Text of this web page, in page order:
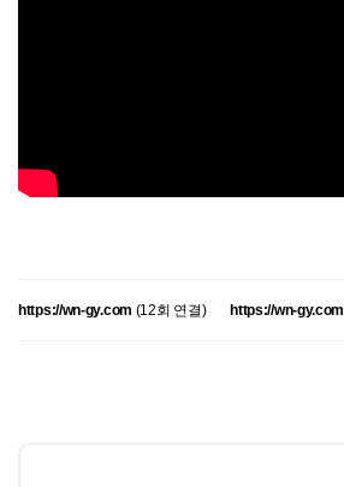
https://wn-gy.com (12회 연결) https://wn-gy.com